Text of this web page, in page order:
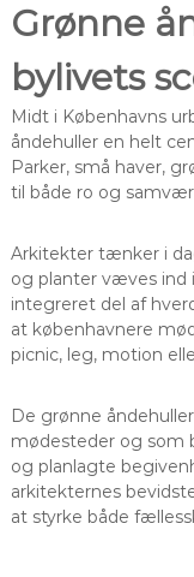
Grønne
bylivets
Midt i Københavns
åndehuller en helt
Parker, små haver,
til både ro og
Arkitekter tænker i
og planter væves ind
integreret del af
at københavnere
picnic, leg, motion
De grønne
mødesteder og som
og planlagte
arkitekternes
at styrke både